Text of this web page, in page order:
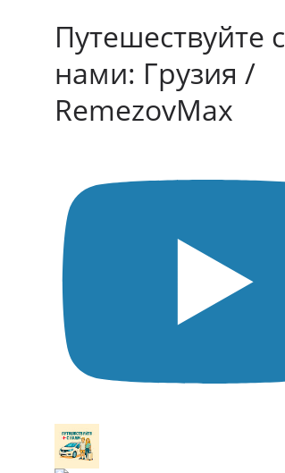
Путешествуйте с
нами: Грузия /
RemezovMax